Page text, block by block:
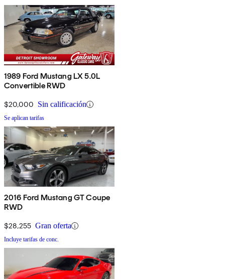
1989 Ford Mustang LX 5.0L
Convertible RWD
$20,000 Sin calificación
Se aplican tarifas
2016 Ford Mustang GT Coupe
RWD
$28,255 Gran oferta
Incluye tarifas de conc.